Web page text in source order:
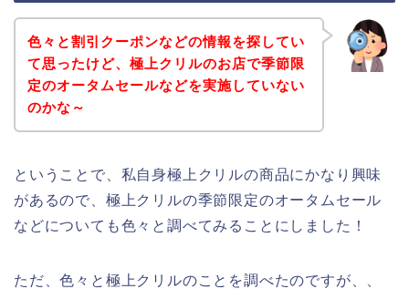
色々と割引クーポンなどの情報を探してい
て思ったけど、極上クリルのお店で季節限
定のオータムセールなどを実施していない
のかな～
ということで、私自身極上クリルの商品にかなり興味
があるので、極上クリルの季節限定のオータムセール
などについても色々と調べてみることにしました！
ただ、色々と極上クリルのことを調べたのですが、、